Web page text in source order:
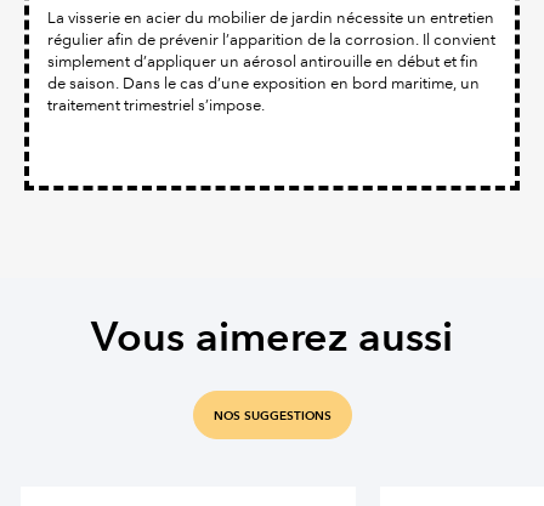
La visserie en acier du mobilier de jardin nécessite un entretien
régulier afin de prévenir l’apparition de la corrosion. Il convient
simplement d’appliquer un aérosol antirouille en début et fin
de saison. Dans le cas d’une exposition en bord maritime, un
traitement trimestriel s’impose.
Vous aimerez aussi
NOS SUGGESTIONS